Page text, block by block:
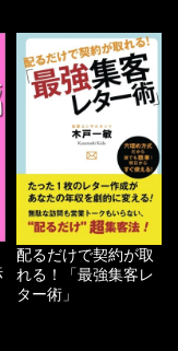
配るだけで契約が取
れる！「最強集客レ
ター術」